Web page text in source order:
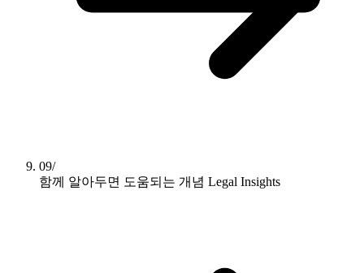
09/
함께 알아두면 도움되는 개념 Legal Insights